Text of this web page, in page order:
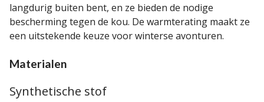
langdurig buiten bent, en ze bieden de nodige
bescherming tegen de kou. De warmterating maakt ze
een uitstekende keuze voor winterse avonturen.
Materialen
Synthetische stof